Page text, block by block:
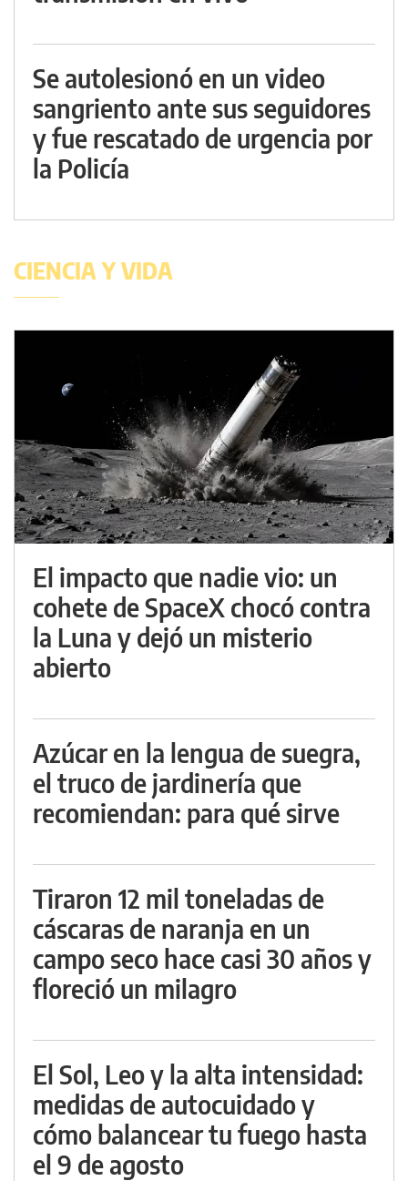
Se autolesionó en un video
sangriento ante sus seguidores
y fue rescatado de urgencia por
la Policía
CIENCIA Y VIDA
El impacto que nadie vio: un
cohete de SpaceX chocó contra
la Luna y dejó un misterio
abierto
Azúcar en la lengua de suegra,
el truco de jardinería que
recomiendan: para qué sirve
Tiraron 12 mil toneladas de
cáscaras de naranja en un
campo seco hace casi 30 años y
floreció un milagro
El Sol, Leo y la alta intensidad:
medidas de autocuidado y
cómo balancear tu fuego hasta
el 9 de agosto